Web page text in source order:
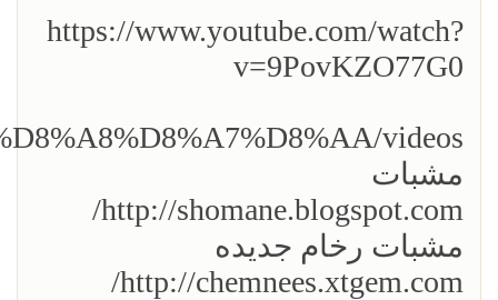
https://www.youtube.com/watch?
v=9PovKZO77G0
videos
مشبات
http://shomane.blogspot.com/
مشبات رخام جديده
http://chemnees.xtgem.com/